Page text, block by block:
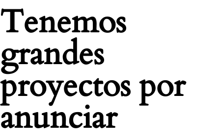
Tenemos
grandes
proyectos por
anunciar